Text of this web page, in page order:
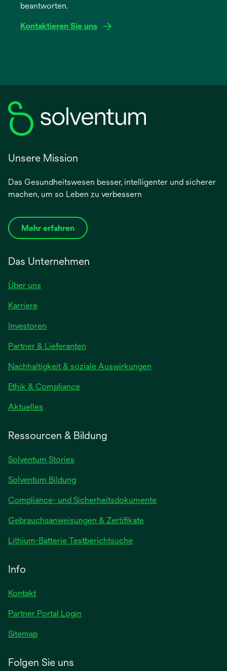
Registerkarte
beantworten.
Kontaktieren Sie uns
Unsere Mission
Das Gesundheitswesen besser, intelligenter und sicherer
machen, um so Leben zu verbessern
Mehr erfahren
Das Unternehmen
Über uns
Karriere
Investoren
einer
neuen
Registerkarte
geöffnet
Partner & Lieferanten
Nachhaltigkeit & soziale Auswirkungen
Ethik & Compliance
Aktuelles
Registerkarte
Ressourcen & Bildung
Solventum Stories
Solventum Bildung
Compliance- und Sicherheitsdokumente
Gebrauchsanweisungen & Zertifikatewird
Lithium-Batterie Testberichtsuchewird
Info
Kontakt
Partner Portal Login
Sitemap
Folgen Sie uns